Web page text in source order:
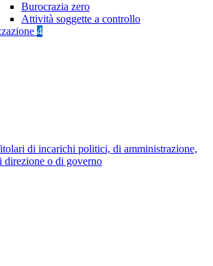
Burocrazia zero
Attività soggette a controllo
4
di incarichi politici, di amministrazione,
direzione o di governo